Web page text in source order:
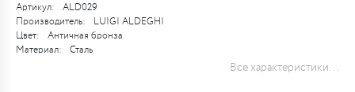
Артикул:
ALD029
Производитель:
LUIGI ALDEGHI
Цвет:
Античная бронза
Материал:
Сталь
Все характеристики...